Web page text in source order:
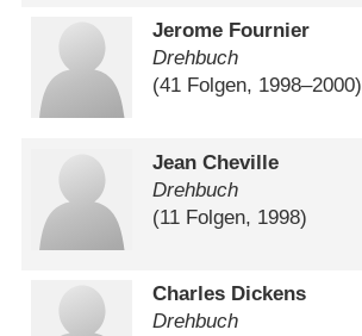
Jerome Fournier
Drehbuch
(41 Folgen, 1998⁠–⁠2000)
Jean Cheville
Drehbuch
(11 Folgen, 1998)
Charles Dickens
Drehbuch